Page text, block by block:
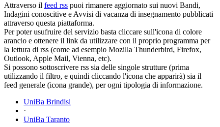
Attraverso il feed rss puoi rimanere aggiornato sui nuovi Bandi,
Indagini conoscitive e Avvisi di vacanza di insegnamento pubblicati
attraverso questa piattaforma.
Per poter usufruire del servizio basta cliccare sull'icona di colore
arancio e ottenere il link da utilizzare con il proprio programma per
la lettura di rss (come ad esempio Mozilla Thunderbird, Firefox,
Outlook, Apple Mail, Vienna, etc).
Si possono sottoscrivere rss sia delle singole strutture (prima
utilizzando il filtro, e quindi cliccando l'icona che apparirà) sia il
feed generale (icona grande), per ogni tipologia di informazione.
UniBa Brindisi
·
UniBa Taranto